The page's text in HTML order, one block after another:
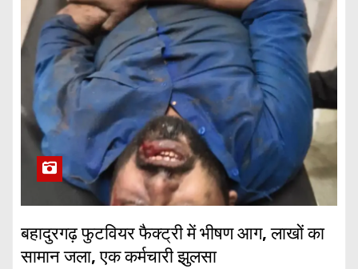
बहादुरगढ़ फुटवियर फैक्ट्री में भीषण आग, लाखों का
सामान जला, एक कर्मचारी झुलसा